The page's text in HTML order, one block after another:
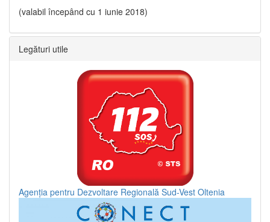
(valabil începând cu 1 iunie 2018)
Legături utile
Agenția pentru Dezvoltare Regională Sud-Vest Oltenia